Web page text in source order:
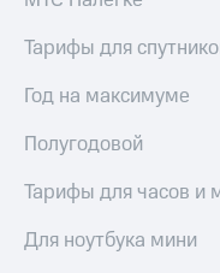
Тарифы для
Год на максимуме
Полугодовой
Тарифы для часов и
Для ноутбука мини